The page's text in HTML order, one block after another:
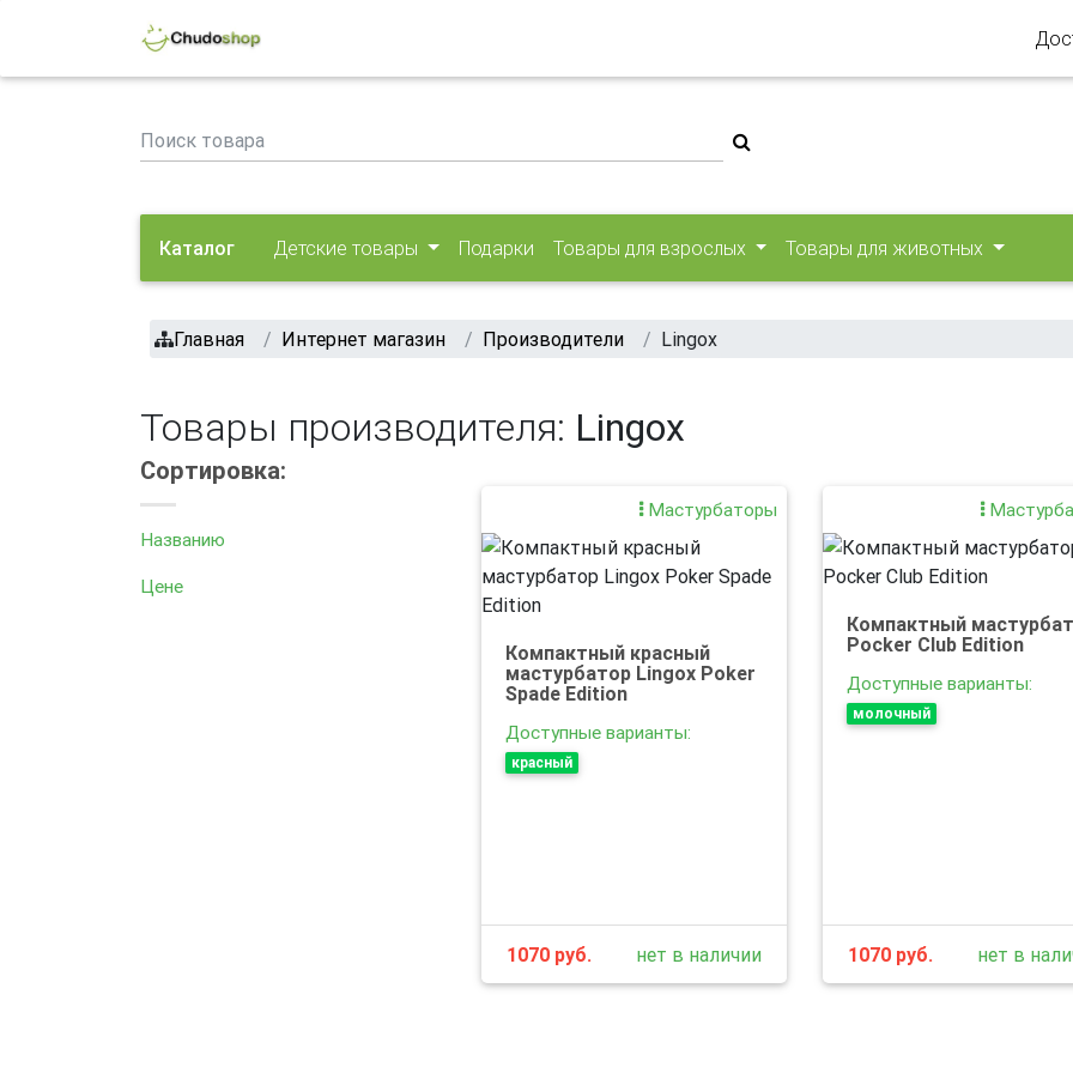
Каталог Детские товары Подарки Товары для взрослых Товары для животных
Главная Интернет магазин Производители Lingox
Товары производителя: Lingox
Сортировка:
Названию
Цене
Мастурбаторы
Компактный красный
мастурбатор Lingox Poker
Spade Edition
Доступные варианты:
красный
1070 руб. нет в наличии
Компактный
Pocker Club Edition
Доступные варианты:
молочный
1070руб. нет в